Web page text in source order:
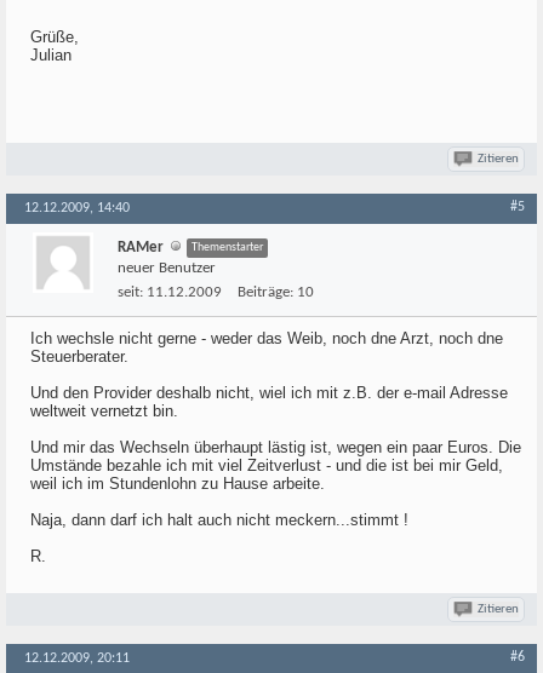
Grüße,
Julian
Zitieren
12.12.2009, 14:40 #5
RAMer Themenstarter
neuer Benutzer
seit: 11.12.2009 Beiträge: 10
Ich wechsle nicht gerne - weder das Weib, noch dne Arzt, noch dne
Steuerberater.
Und den Provider deshalb nicht, wiel ich mit z.B. der e-mail Adresse
weltweit vernetzt bin.
Und mir das Wechseln überhaupt lästig ist, wegen ein paar Euros. Die
Umstände bezahle ich mit viel Zeitverlust - und die ist bei mir Geld,
weil ich im Stundenlohn zu Hause arbeite.
Naja, dann darf ich halt auch nicht meckern...stimmt !
R.
Zitieren
12.12.2009, 20:11 #6